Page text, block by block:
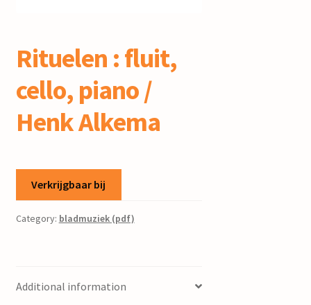
Rituelen : fluit,
cello, piano /
Henk Alkema
Verkrijgbaar bij
Category: bladmuziek (pdf)
Additional information